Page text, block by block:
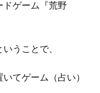
ドゲーム『荒野
うことで、
てゲーム（占い）